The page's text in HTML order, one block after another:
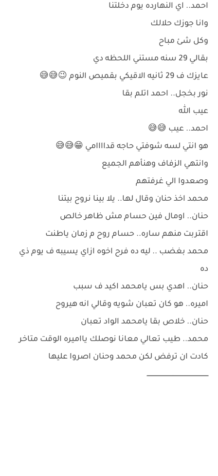
احمد.. اي النهارده يوم دخلتنا
وانا جوزك حلالك
وكل شئ مباح
بقالي 29 سنه مستني اللحظه دي
عايزك ف 29 ثانيه الاقيكي بقميص النوم 😉😅😅
نور بخجل.. احمد اتلم بقا
عيب الله
احمد.. عيب 😅😅
هو انتي لسه شوفتي حاجه قداااامي 😁😅😅
وانتهي الزفاف وهنأهم الجميع
وصعدوا الي غرفتهم
محمد اخذ حنان وقال لها.. يلا بينا نروح بيتنا
حنان.. اومال فين حسام مش ظاهر خالص
اقتربت منهم ساره.. حسام روح م زمان ياطنت
محمد بغضب .. ليه ده فرح اخوه ازاي يسيبه ف يوم ذي
ده
حنان.. اهدي بس يامحمد اكيد ف سبب
اميره.. هو كان تعبان شويه وقالي انه هيروح
حنان.. خلاص بقا يامحمد الواد تعبان
محمد.. طيب تعالي معانا نوصلك يااميره الوقت متاخر
كادت ان ترفض لكن محمد وحنان اصروا عليها
ـــــــــــــــــــــــــــــــــــــــــــــــــــــــــــــــ